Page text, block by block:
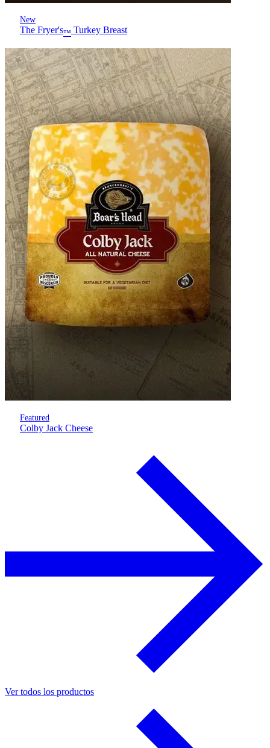
New
The Fryer's™ Turkey Breast
Featured
Colby Jack Cheese
Ver todos los productos